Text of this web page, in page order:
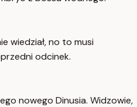
wiedział, no to musi
odcinek.
nowego Dinusia. Widzowie,